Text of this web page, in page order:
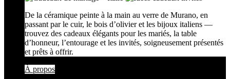
De la céramique peinte à la main au verre de Murano, en
passant par le cuir, le bois d’olivier et les bijoux italiens —
trouvez des cadeaux élégants pour les mariés, la table
d’honneur, l’entourage et les invités, soigneusement présentés
et prêts à offrir.
À propos